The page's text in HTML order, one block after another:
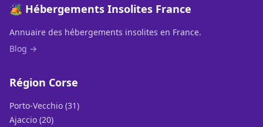
🏕️ Hébergements Insolites France
Annuaire des hébergements insolites en France.
Blog →
Région Corse
Porto-Vecchio (31)
Ajaccio (20)